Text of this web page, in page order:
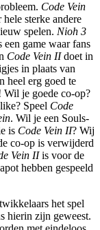
Code Vein
sterke andere
spelen. Nioh 3
game waar fans
Code Vein IIdoet in
in plaats van
heel erg goed te
Wil je goede co-op?
Speel Code
. Wil je een Souls-
is Code Vein II? Wij
co-op is verwijderd
Vein IIis voor de
hebben gespeeld
het spel
hierin zijn geweest.